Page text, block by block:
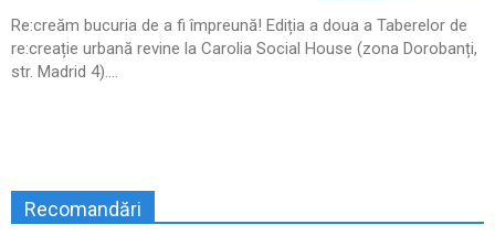
Re:creăm bucuria de a fi împreună! Ediția a doua a Taberelor de
re:creație urbană revine la Carolia Social House (zona Dorobanți,
str. Madrid 4)....
Recomandări